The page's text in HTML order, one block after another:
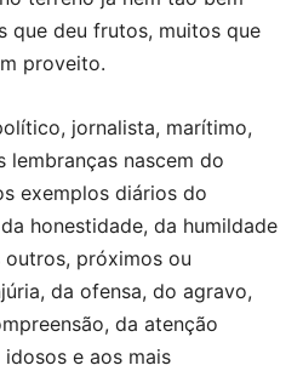
que deu frutos, muitos que
proveito.
jornalista, marítimo,
lembranças nascem do
exemplos diários do
honestidade, da humildade
próximos ou
da ofensa, do agravo,
da atenção
e aos mais